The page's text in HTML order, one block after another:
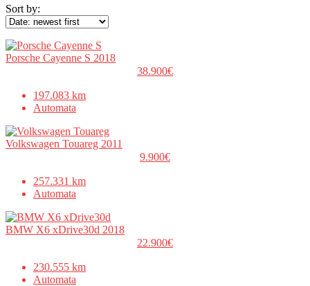
Sort by:
38.900€
Porsche Cayenne S 2018
197.083 km
Automata
9.900€
Volkswagen Touareg 2011
257.331 km
Automata
22.900€
BMW X6 xDrive30d 2018
230.555 km
Automata